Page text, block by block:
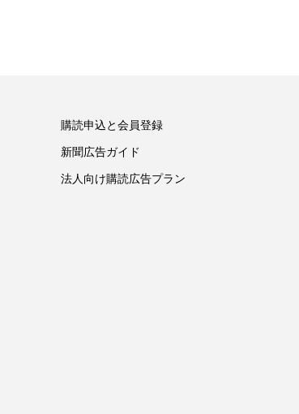
購読申込と会員登録
新聞広告ガイド
法人向け購読広告プラン